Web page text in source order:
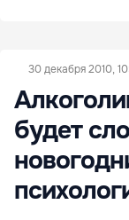
30 декабря 2010,
будет